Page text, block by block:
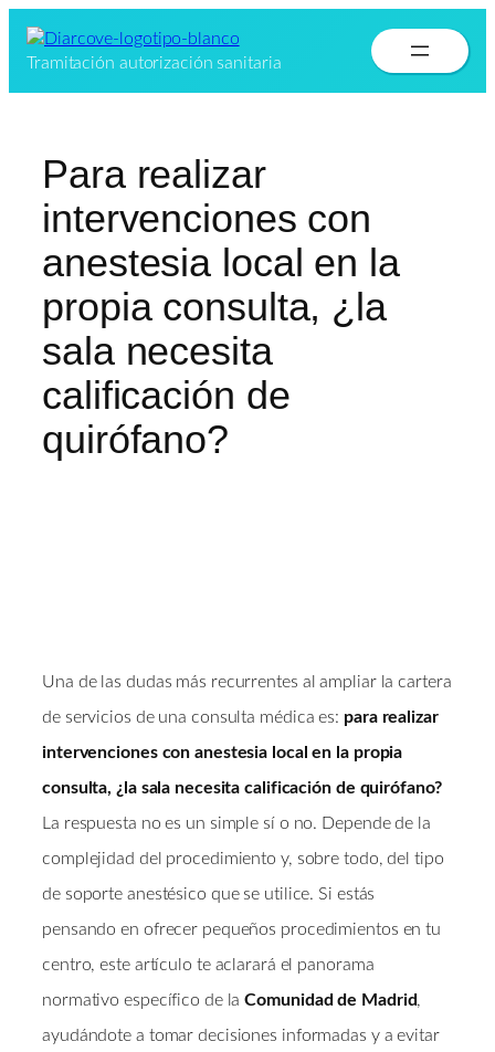
contenido
Tramitación autorización sanitaria
Para realizar
intervenciones con
anestesia local en la
propia consulta, ¿la
sala necesita
calificación de
quirófano?
Una de las dudas más recurrentes al ampliar la cartera
de servicios de una consulta médica es: para realizar
intervenciones con anestesia local en la propia
consulta, ¿la sala necesita calificación de quirófano?
La respuesta no es un simple sí o no. Depende de la
complejidad del procedimiento y, sobre todo, del tipo
de soporte anestésico que se utilice. Si estás
pensando en ofrecer pequeños procedimientos en tu
centro, este artículo te aclarará el panorama
normativo específico de laComunidad de Madrid,
ayudándote a tomar decisiones informadas y a evitar